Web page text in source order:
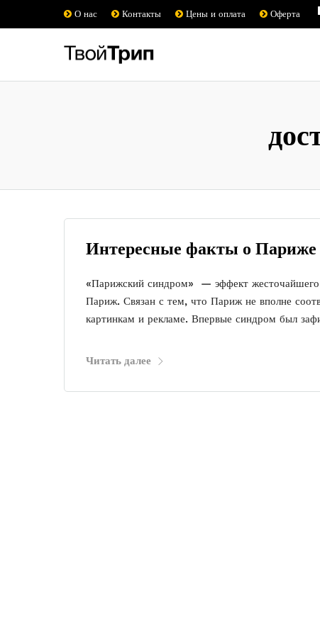
О нас Контакты Цены и оплата Оферта
Интересные факты о Париже
«Парижский синдром» — эффект жесточайшего
Париж. Связан с тем, что Париж не вполне
картинкам и рекламе. Впервые синдром был
Читать далее